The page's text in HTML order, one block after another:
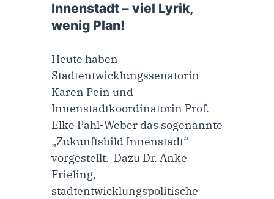
Innenstadt – viel Lyrik,
wenig Plan!
Heute haben
Stadtentwicklungssenatorin
Karen Pein und
Innenstadtkoordinatorin Prof.
Elke Pahl-Weber das sogenannte
„Zukunftsbild Innenstadt“
vorgestellt. Dazu Dr. Anke
Frieling,
stadtentwicklungspolitische